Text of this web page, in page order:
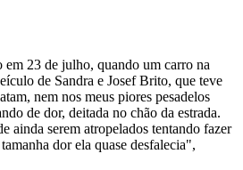
em 23 de julho, quando um carro na
de Sandra e Josef Brito, que teve
nem nos meus piores pesadelos
de dor, deitada no chão da estrada.
ainda serem atropelados tentando fazer
dor ela quase desfalecia",